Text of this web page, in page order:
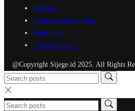
Redaksi
Pedoman Media Siber
Kode Etik
Privacy Policy
@Copyright Sijege.id 2025. All Rights